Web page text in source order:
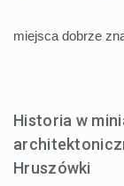
miejsca dobrze
Historia w
Hruszówki